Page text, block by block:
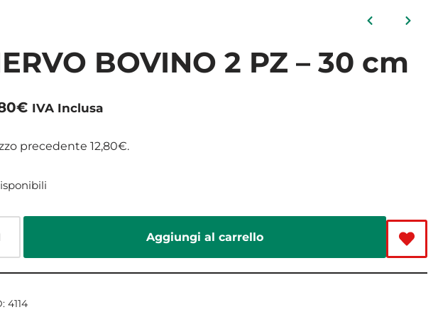
BOVINO 2 PZ – 30 cm
€ IVA Inclusa
precedente12,80€.
Aggiungi al carrello
4114